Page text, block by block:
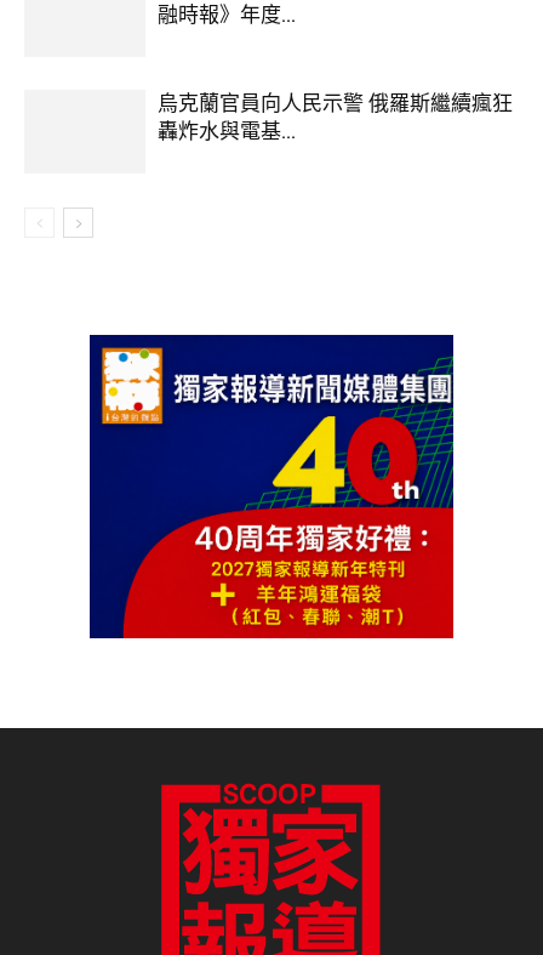
融時報》年度...
烏克蘭官員向人民示警 俄羅斯繼續瘋狂
轟炸水與電基...